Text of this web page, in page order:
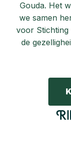
Gouda. Het
we samen
voor
de